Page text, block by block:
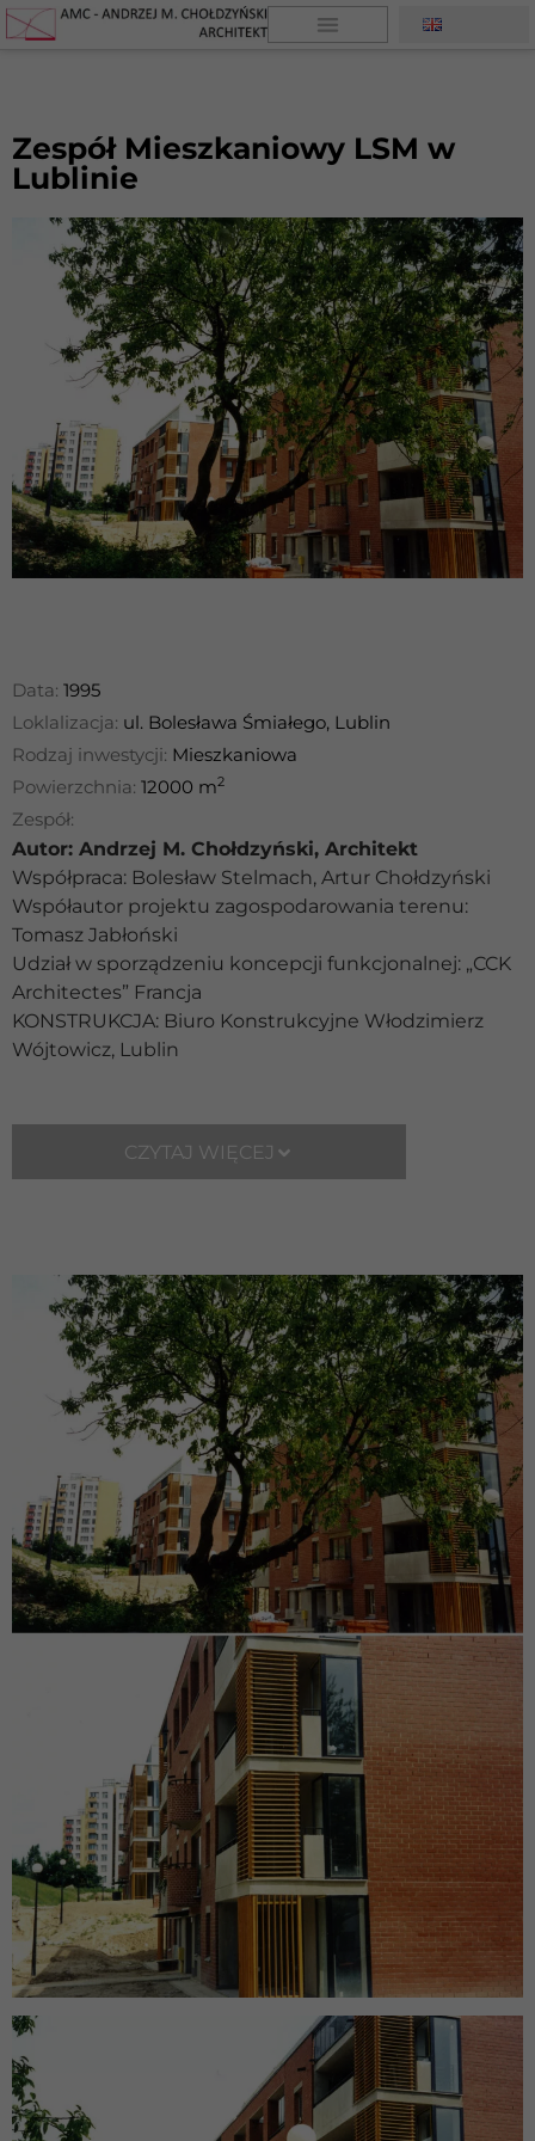
Zespół Mieszkaniowy LSM w
Lublinie
Data: 1995
Loklalizacja: ul. Bolesława Śmiałego, Lublin
Rodzaj inwestycji: Mieszkaniowa
Powierzchnia: 12000 m2
Zespół:
Autor: Andrzej M. Chołdzyński, Architekt
Współpraca: Bolesław Stelmach, Artur Chołdzyński
Współautor projektu zagospodarowania terenu:
Tomasz Jabłoński
Udział w sporządzeniu koncepcji funkcjonalnej: „CCK
Architectes” Francja
KONSTRUKCJA: Biuro Konstrukcyjne Włodzimierz
Wójtowicz, Lublin
CZYTAJ WIĘCEJ